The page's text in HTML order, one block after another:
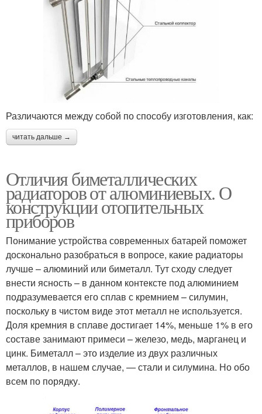
Различаются между собой по способу изготовления, как:
читать дальше →
Отличия биметаллических
радиаторов от алюминиевых. О
конструкции отопительных
приборов
Понимание устройства современных батарей поможет
досконально разобраться в вопросе, какие радиаторы
лучше – алюминий или биметалл. Тут сходу следует
внести ясность – в данном контексте под алюминием
подразумевается его сплав с кремнием – силумин,
поскольку в чистом виде этот металл не используется.
Доля кремния в сплаве достигает 14%, меньше 1% в его
составе занимают примеси – железо, медь, марганец и
цинк. Биметалл – это изделие из двух различных
металлов, в нашем случае, — стали и силумина. Но обо
всем по порядку.